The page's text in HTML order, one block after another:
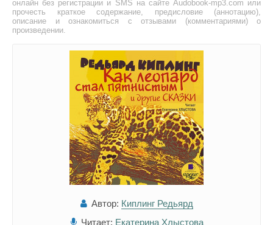
онлайн без регистрации и SMS на сайте Audobook-mp3.com или
прочесть краткое содержание, предисловие (аннотацию),
описание и ознакомиться с отзывами (комментариями) о
произведении.
Автор: Киплинг Редьярд
Читает: Екатерина Хлыстова